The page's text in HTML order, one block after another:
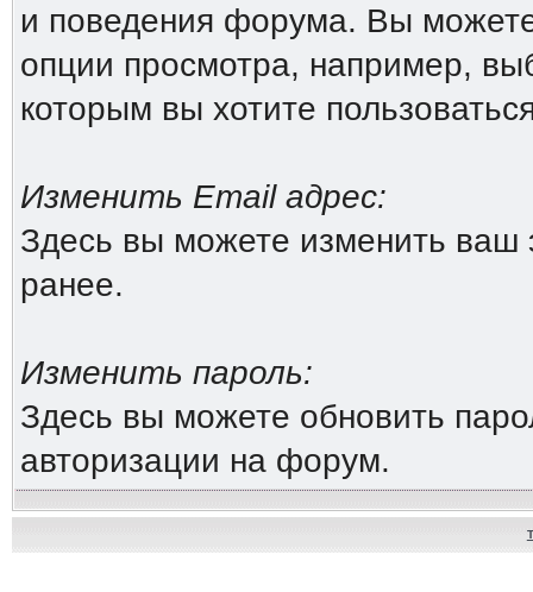
и поведения форума. Вы
опции просмотра, например,
которым вы хотите
Изменить Email адрес:
Здесь вы можете изменить ваш
ранее.
Изменить пароль:
Здесь вы можете обновить
авторизации на форум.